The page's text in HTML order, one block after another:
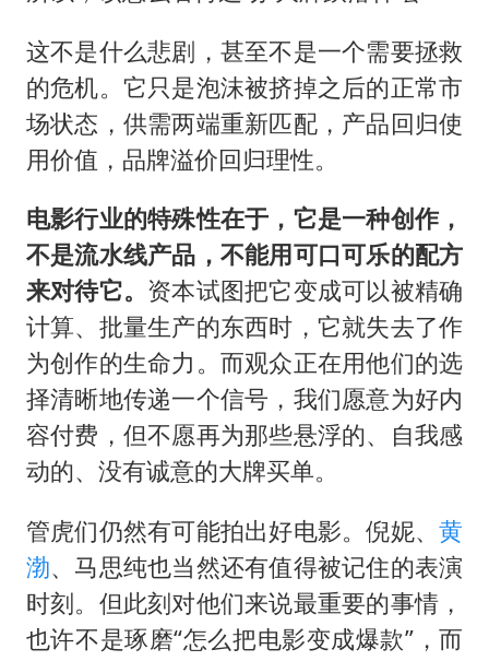
这不是什么悲剧，甚至不是一个需要拯救
的危机。它只是泡沫被挤掉之后的正常市
场状态，供需两端重新匹配，产品回归使
用价值，品牌溢价回归理性。
电影行业的特殊性在于，它是一种创作，
不是流水线产品，不能用可口可乐的配方
来对待它。 资本试图把它变成可以被精确
计算、批量生产的东西时，它就失去了作
为创作的生命力。而观众正在用他们的选
择清晰地传递一个信号，我们愿意为好内
容付费，但不愿再为那些悬浮的、自我感
动的、没有诚意的大牌买单。
管虎们仍然有可能拍出好电影。倪妮、黄
渤、马思纯也当然还有值得被记住的表演
时刻。但此刻对他们来说最重要的事情，
也许不是琢磨“怎么把电影变成爆款”，而